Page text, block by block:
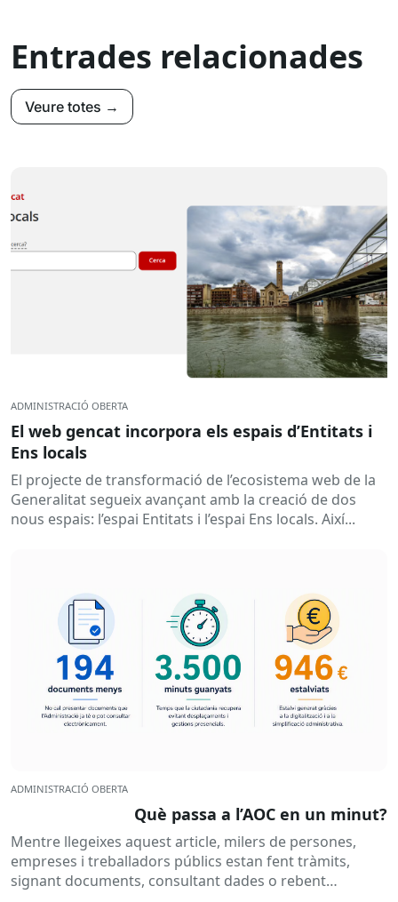
Entrades relacionades
Veure totes →
ADMINISTRACIÓ OBERTA
El web gencat incorpora els espais d’Entitats i
Ens locals
El projecte de transformació de l’ecosistema web de la
Generalitat segueix avançant amb la creació de dos
nous espais: l’espai Entitats i l’espai Ens locals. Així...
ADMINISTRACIÓ OBERTA
Què passa a l’AOC en un minut?
Mentre llegeixes aquest article, milers de persones,
empreses i treballadors públics estan fent tràmits,
signant documents, consultant dades o rebent